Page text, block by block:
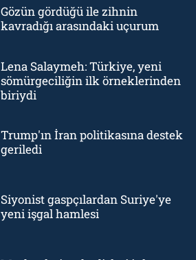
Gözün gördüğü ile zihnin
kavradığı arasındaki uçurum
Lena Salaymeh: Türkiye, yeni
sömürgeciliğin ilk örneklerinden
biriydi
Trump'ın İran politikasına destek
geriledi
Siyonist gaspçılardan Suriye'ye
yeni işgal hamlesi